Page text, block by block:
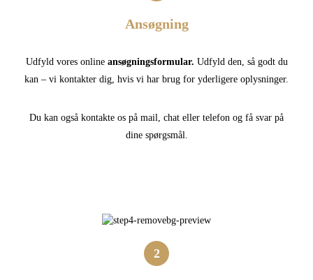
Ansøgning
Udfyld vores online ansøgningsformular. Udfyld den, så godt du
kan – vi kontakter dig, hvis vi har brug for yderligere oplysninger.
Du kan også kontakte os på mail, chat eller telefon og få svar på
dine spørgsmål.
2